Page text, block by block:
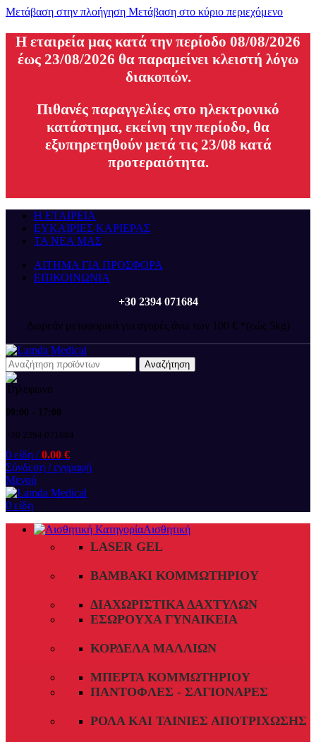
Μετάβαση στην πλοήγηση Μετάβαση στο κύριο περιεχόμενο
H εταιρεία μας κατά την περίοδο 08/08/2026
έως 23/08/2026 θα παραμείνει κλειστή λόγω
διακοπών.
Πιθανές παραγγελίες στο ηλεκτρονικό
κατάστημα, εκείνη την περίοδο, θα
εξυπηρετηθούν μετά τις 23/08 κατά
προτεραιότητα.
Η ΕΤΑΙΡΕΙΑ
ΕΥΚΑΙΡΙΕΣ ΚΑΡΙΕΡΑΣ
ΤΑ ΝΕΑ ΜΑΣ
ΑΙΤΗΜΑ ΓΙΑ ΠΡΟΣΦΟΡΑ
ΕΠΙΚΟΙΝΩΝΙΑ
+30 2394 071684
Δωρεάν μεταφορικά για αγορές άνω των 100 € *(εώς 5kg)
Αναζήτηση
09:00 - 17:00
+30 2394 071684
0 είδη / 0.00 €
Σύνδεση / εγγραφή
Μενού
0 είδη
Αισθητική
LASER GEL
ΒΑΜΒΆΚΙ ΚΟΜΜΩΤΗΡΊΟΥ
ΔΙΑΧΩΡΙΣΤΙΚΆ ΔΑΧΤΎΛΩΝ
ΕΣΏΡΟΥΧΑ ΓΥΝΑΙΚΕΊΑ
ΚΟΡΔΈΛΑ ΜΑΛΛΙΏΝ
ΜΠΈΡΤΑ ΚΟΜΜΩΤΗΡΊΟΥ
ΠΑΝΤΌΦΛΕΣ - ΣΑΓΙΟΝΆΡΕΣ
ΡΟΛΆ ΚΑΙ ΤΑΙΝΊΕΣ ΑΠΟΤΡΊΧΩΣΗΣ